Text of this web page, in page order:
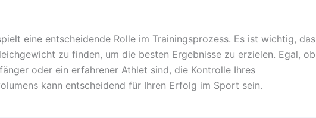
eine entscheidende Rolle im Trainingsprozess. Es ist wichtig, das
zu finden, um die besten Ergebnisse zu erzielen. Egal, ob
oder ein erfahrener Athlet sind, die Kontrolle Ihres
kann entscheidend für Ihren Erfolg im Sport sein.